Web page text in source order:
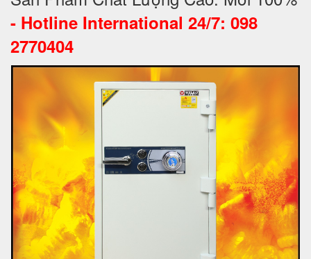
- Hotline International 24/7: 098
2770404